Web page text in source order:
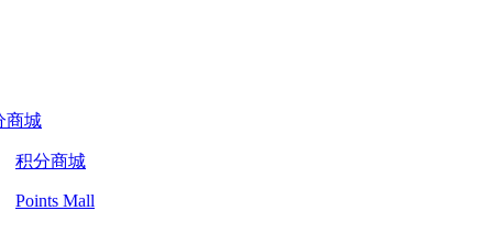
商城
积分商城
Points Mall